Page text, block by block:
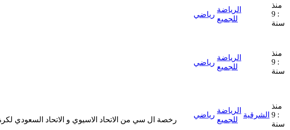
رياضي
الرياضة
للجميع
منذ
: 9
سنة
رياضي
الرياضة
للجميع
منذ
: 9
سنة
رياضي
الرياضة
للجميع
الشرقية
منذ
: 9
سنة